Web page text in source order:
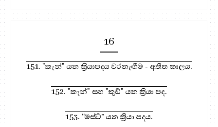
16
151. "කැන්" යන ක්‍රියාපදය වරනැඟීම - අතීත කාලය.
152. "කැන්" සහ "කුඩ්" යන ක්‍රියා පද.
153. “මස්ට්” යන ක්‍රියා පදය.